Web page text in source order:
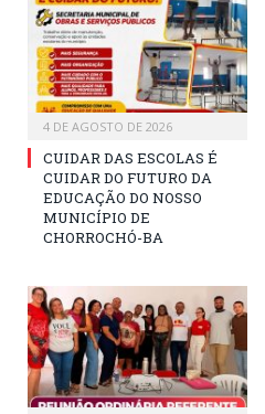
4 DE AGOSTO DE 2026
CUIDAR DAS ESCOLAS É
CUIDAR DO FUTURO DA
EDUCAÇÃO DO NOSSO
MUNICÍPIO DE
CHORROCHÓ-BA